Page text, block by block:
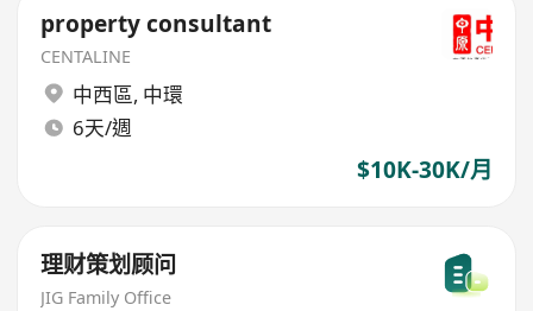
property consultant
CENTALINE
中西區, 中環
6天/週
$10K-30K/月
理财策划顾问
JIG Family Office